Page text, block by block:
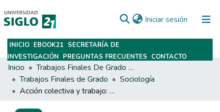
Iniciar sesión (current)
Subir
INICIO EBOOK21 SECRETARÍA DE
INVESTIGACIÓN PREGUNTAS FRECUENTES CONTACTO
Inicio
Trabajos Finales De Grado Y Posgrado
Trabajos Finales de Grado
Sociología
Acción colectiva y trabajo: estudio del caso de la empresa recuperada Cooperativa Junín de Salud Ltda.